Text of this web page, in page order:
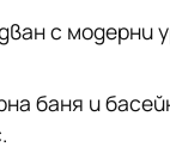
с модерни
баня и